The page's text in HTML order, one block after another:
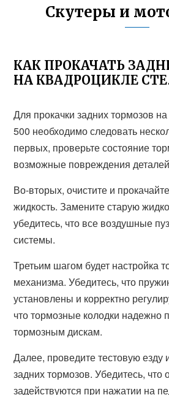
Скутеры и
КАК ПРОКАЧАТЬ
НА КВАДРОЦИКЛЕ
Для прокачки задних тормозов
500 необходимо следовать
первых, проверьте состояние
возможные повреждения
Во-вторых, очистите и
жидкость. Замените старую
убедитесь, что все воздушные
системы.
Третьим шагом будет настройка
механизма. Убедитесь, что
установлены и корректно
что тормозные колодки надежно
тормозным дискам.
Далее, проведите тестовую езду
задних тормозов. Убедитесь, что
задействуются при нажатии на